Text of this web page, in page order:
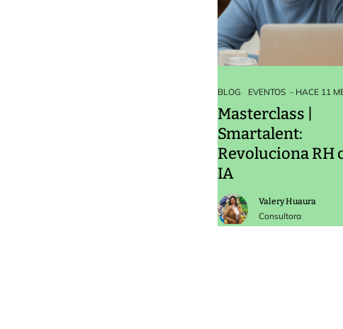
BLOG EVENTOS - HACE 11
Masterclass |
Smartalent:
Revoluciona RH
IA
Valery Huaura
Consultora